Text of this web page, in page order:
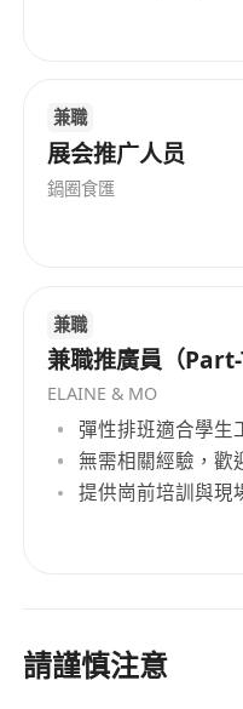
兼職
展会推广人员
鍋圈食匯
兼職
兼職推廣員（
ELAINE & MO
彈性排班適合學生
無需相關經驗，歡
提供崗前培訓與現
請謹慎注意